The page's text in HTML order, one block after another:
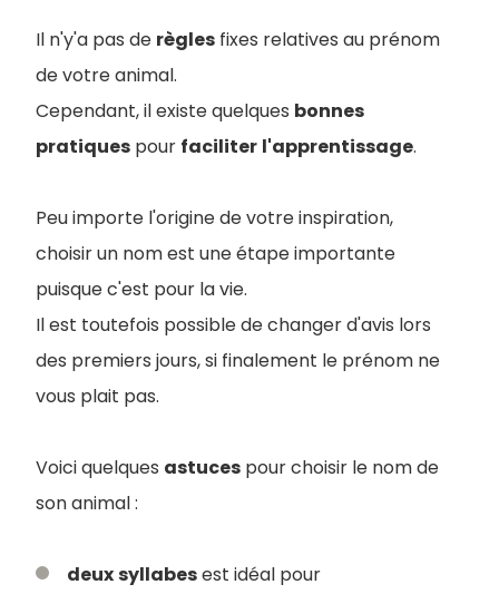
Il n'y'a pas de règles fixes relatives au prénom
de votre animal.
Cependant, il existe quelques bonnes
pratiques pour faciliter l'apprentissage.
Peu importe l'origine de votre inspiration,
choisir un nom est une étape importante
puisque c'est pour la vie.
Il est toutefois possible de changer d'avis lors
des premiers jours, si finalement le prénom ne
vous plait pas.
Voici quelques astuces pour choisir le nom de
son animal :
deuxsyllabesest idéal pour